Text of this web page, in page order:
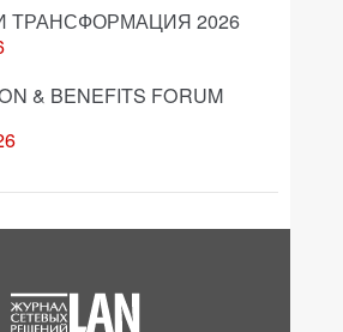
ТРАНСФОРМАЦИЯ 2026
& BENEFITS FORUM